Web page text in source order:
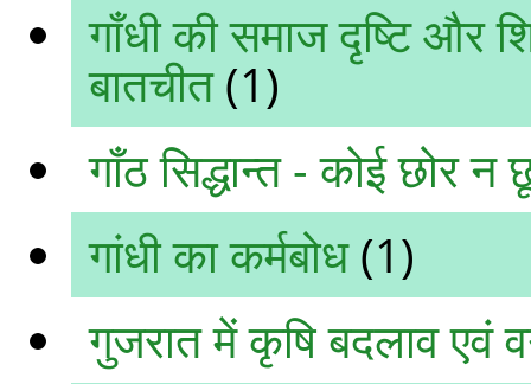
गाँधी की समाज दृष्टि और
बातचीत(1)
गाँठ सिद्धान्त - कोई छोर न
गांधी का कर्मबोध(1)
गुजरात में कृषि बदलाव एवं